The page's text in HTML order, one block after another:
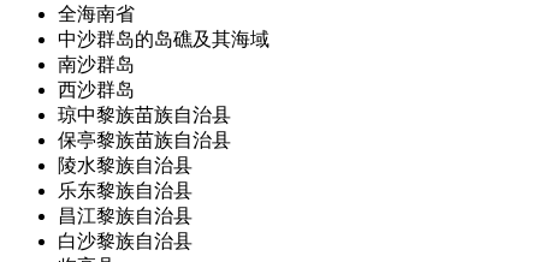
全海南省
中沙群岛的岛礁及其海域
南沙群岛
西沙群岛
琼中黎族苗族自治县
保亭黎族苗族自治县
陵水黎族自治县
乐东黎族自治县
昌江黎族自治县
白沙黎族自治县